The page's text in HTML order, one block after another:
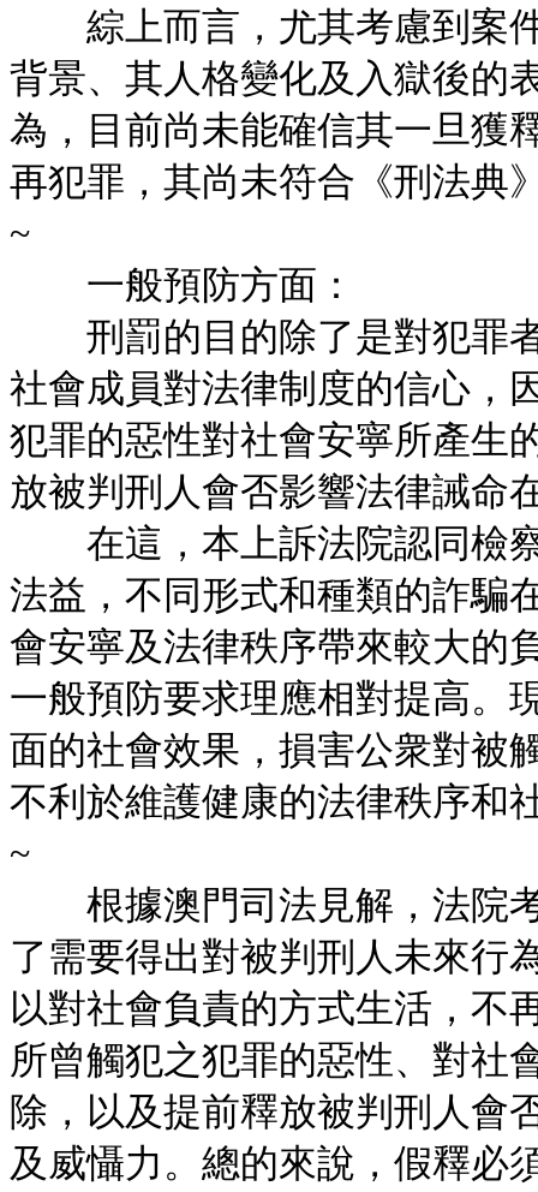
綜上而言，尤其考慮到案件
背景、其人格變化及入獄後的
為，目前尚未能確信其一旦獲
再犯罪，其尚未符合《刑法典
~
一般預防方面：
刑罰的目的除了是對犯罪者
社會成員對法律制度的信心，
犯罪的惡性對社會安寧所產生
放被判刑人會否影響法律誡命
在這，本上訴法院認同檢察
法益，不同形式和種類的詐騙
會安寧及法律秩序帶來較大的
一般預防要求理應相對提高。
面的社會效果，損害公衆對被
不利於維護健康的法律秩序和
~
根據澳門司法見解，法院考
了需要得出對被判刑人未來行
以對社會負責的方式生活，不
所曾觸犯之犯罪的惡性、對社
除，以及提前釋放被判刑人會
及威懾力。總的來說，假釋必